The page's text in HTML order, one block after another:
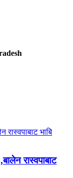
रास्वपाबाट